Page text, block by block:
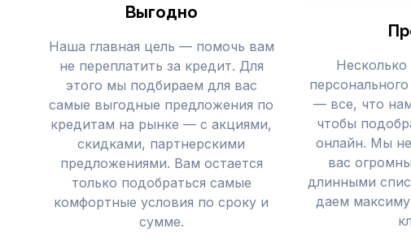
Выгодно
Наша главная цель — помочь вам
не переплатить за кредит. Для
этого мы подбираем для вас
самые выгодные предложения по
кредитам на рынке — с акциями,
скидками, партнерскими
предложениями. Вам остается
только подобраться самые
комфортные условия по сроку и
сумме.
— все, что
чтобы
онлайн. Мы
вас
длинными
даем